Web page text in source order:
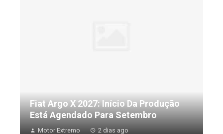
Fiat Argo X 2027: Início Da Produção
Está Agendado Para Setembro
Motor Extremo 2 dias ago